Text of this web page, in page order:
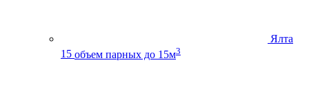
Ялта
15 объем парных до 15м3